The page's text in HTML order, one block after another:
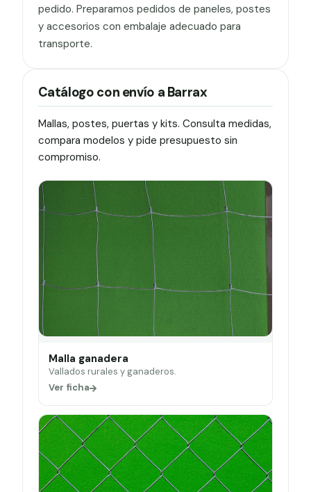
pedido. Preparamos pedidos de paneles, postes
y accesorios con embalaje adecuado para
transporte.
Catálogo con envío a Barrax
Mallas, postes, puertas y kits. Consulta medidas,
compara modelos y pide presupuesto sin
compromiso.
Malla ganadera
Vallados rurales y ganaderos.
Ver ficha